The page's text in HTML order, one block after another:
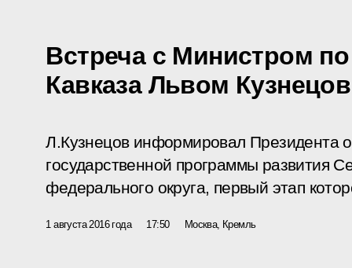
Встреча с Министром
Кавказа Львом
Л.Кузнецов информировал Президента
государственной программы развития
федерального округа, первый этап
1 августа 2016 года 17:50 Москва, Кремль